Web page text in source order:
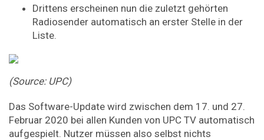
Drittens erscheinen nun die zuletzt gehörten
Radiosender automatisch an erster Stelle in der
Liste.
(Source: UPC)
Das Software-Update wird zwischen dem 17. und 27.
Februar 2020 bei allen Kunden von UPC TV automatisch
aufgespielt. Nutzer müssen also selbst nichts